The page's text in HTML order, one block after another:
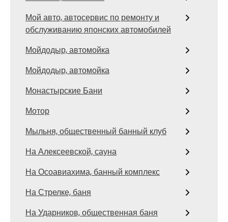
Мой авто, автосервис по ремонту и
обслуживанию японских автомобилей
Мойдодыр, автомойка
Мойдодыр, автомойка
Монастырские Бани
Мотор
Мыльня, общественный банный клуб
На Алексеевской, сауна
На Осоавиахима, банный комплекс
На Стрелке, баня
На Ударников, общественная баня